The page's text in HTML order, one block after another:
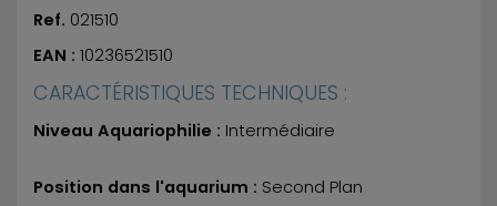
Ref. 021510
EAN : 10236521510
CARACTÉRISTIQUES TECHNIQUES :
Niveau Aquariophilie : Intermédiaire
Position dans l'aquarium : Second Plan